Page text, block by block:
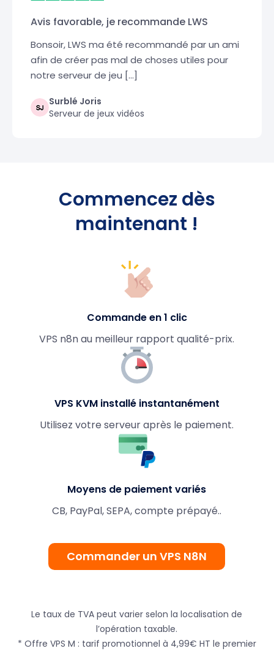
Avis favorable, je recommande LWS
Bonsoir, LWS ma été recommandé par un ami
afin de créer pas mal de choses utiles pour
notre serveur de jeu […]
Surblé Joris
Serveur de jeux vidéos
Commencez dès
maintenant !
Commande en 1 clic
VPS n8n au meilleur rapport qualité-prix.
VPS KVM installé instantanément
Utilisez votre serveur après le paiement.
Moyens de paiement variés
CB, PayPal, SEPA, compte prépayé..
Commander un VPS N8N
Le taux de TVA peut varier selon la localisation de
l’opération taxable.
* Offre VPS M : tarif promotionnel à 4,99€ HT le premier